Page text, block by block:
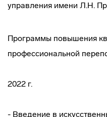
управления имени Л.Н.
Программы повышения
профессиональной
2022 г.
- Введение в